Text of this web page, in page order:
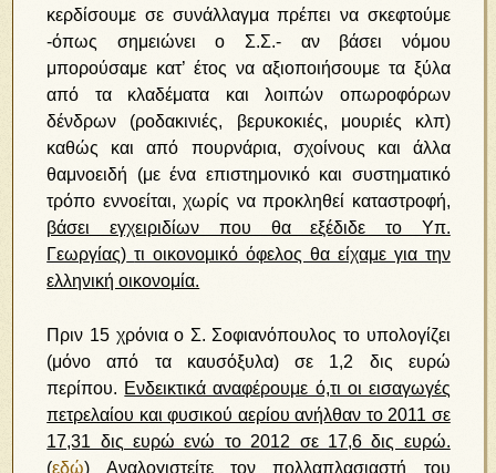
κερδίσουμε σε συνάλλαγμα πρέπει να σκεφτούμε
-όπως σημειώνει ο Σ.Σ.- αν βάσει νόμου
μπορούσαμε κατ’ έτος να αξιοποιήσουμε τα ξύλα
από τα κλαδέματα και λοιπών οπωροφόρων
δένδρων (ροδακινιές, βερυκοκιές, μουριές κλπ)
καθώς και από πουρνάρια, σχοίνους και άλλα
θαμνοειδή (με ένα επιστημονικό και συστηματικό
τρόπο εννοείται, χωρίς να προκληθεί καταστροφή,
βάσει εγχειριδίων που θα εξέδιδε το Υπ.
Γεωργίας) τι οικονομικό όφελος θα είχαμε για την
ελληνική οικονομία.
Πριν 15 χρόνια ο Σ. Σοφιανόπουλος το υπολογίζει
(μόνο από τα καυσόξυλα) σε 1,2 δις ευρώ
περίπου. Ενδεικτικά αναφέρουμε ό,τι οι εισαγωγές
πετρελαίου και φυσικού αερίου ανήλθαν το 2011 σε
17,31 δις ευρώ ενώ το 2012 σε 17,6 δις ευρώ.
(εδώ) Αναλογιστείτε τον πολλαπλασιαστή του